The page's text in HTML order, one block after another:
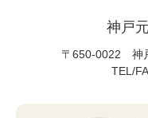
神戸
〒650-0022 神
TEL/